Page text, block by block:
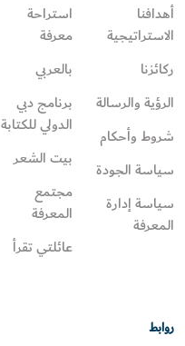
أهدافنا
الاستراتيجية
ركائزنا
الرؤية والرسالة
شروط وأحكام
سياسة الجودة
سياسة إدارة
المعرفة
استراحة
معرفة
بالعربي
برنامج دبي
الدولي للكتابة
بيت الشعر
مجتمع
المعرفة
عائلتي تقرأ‎
روابط